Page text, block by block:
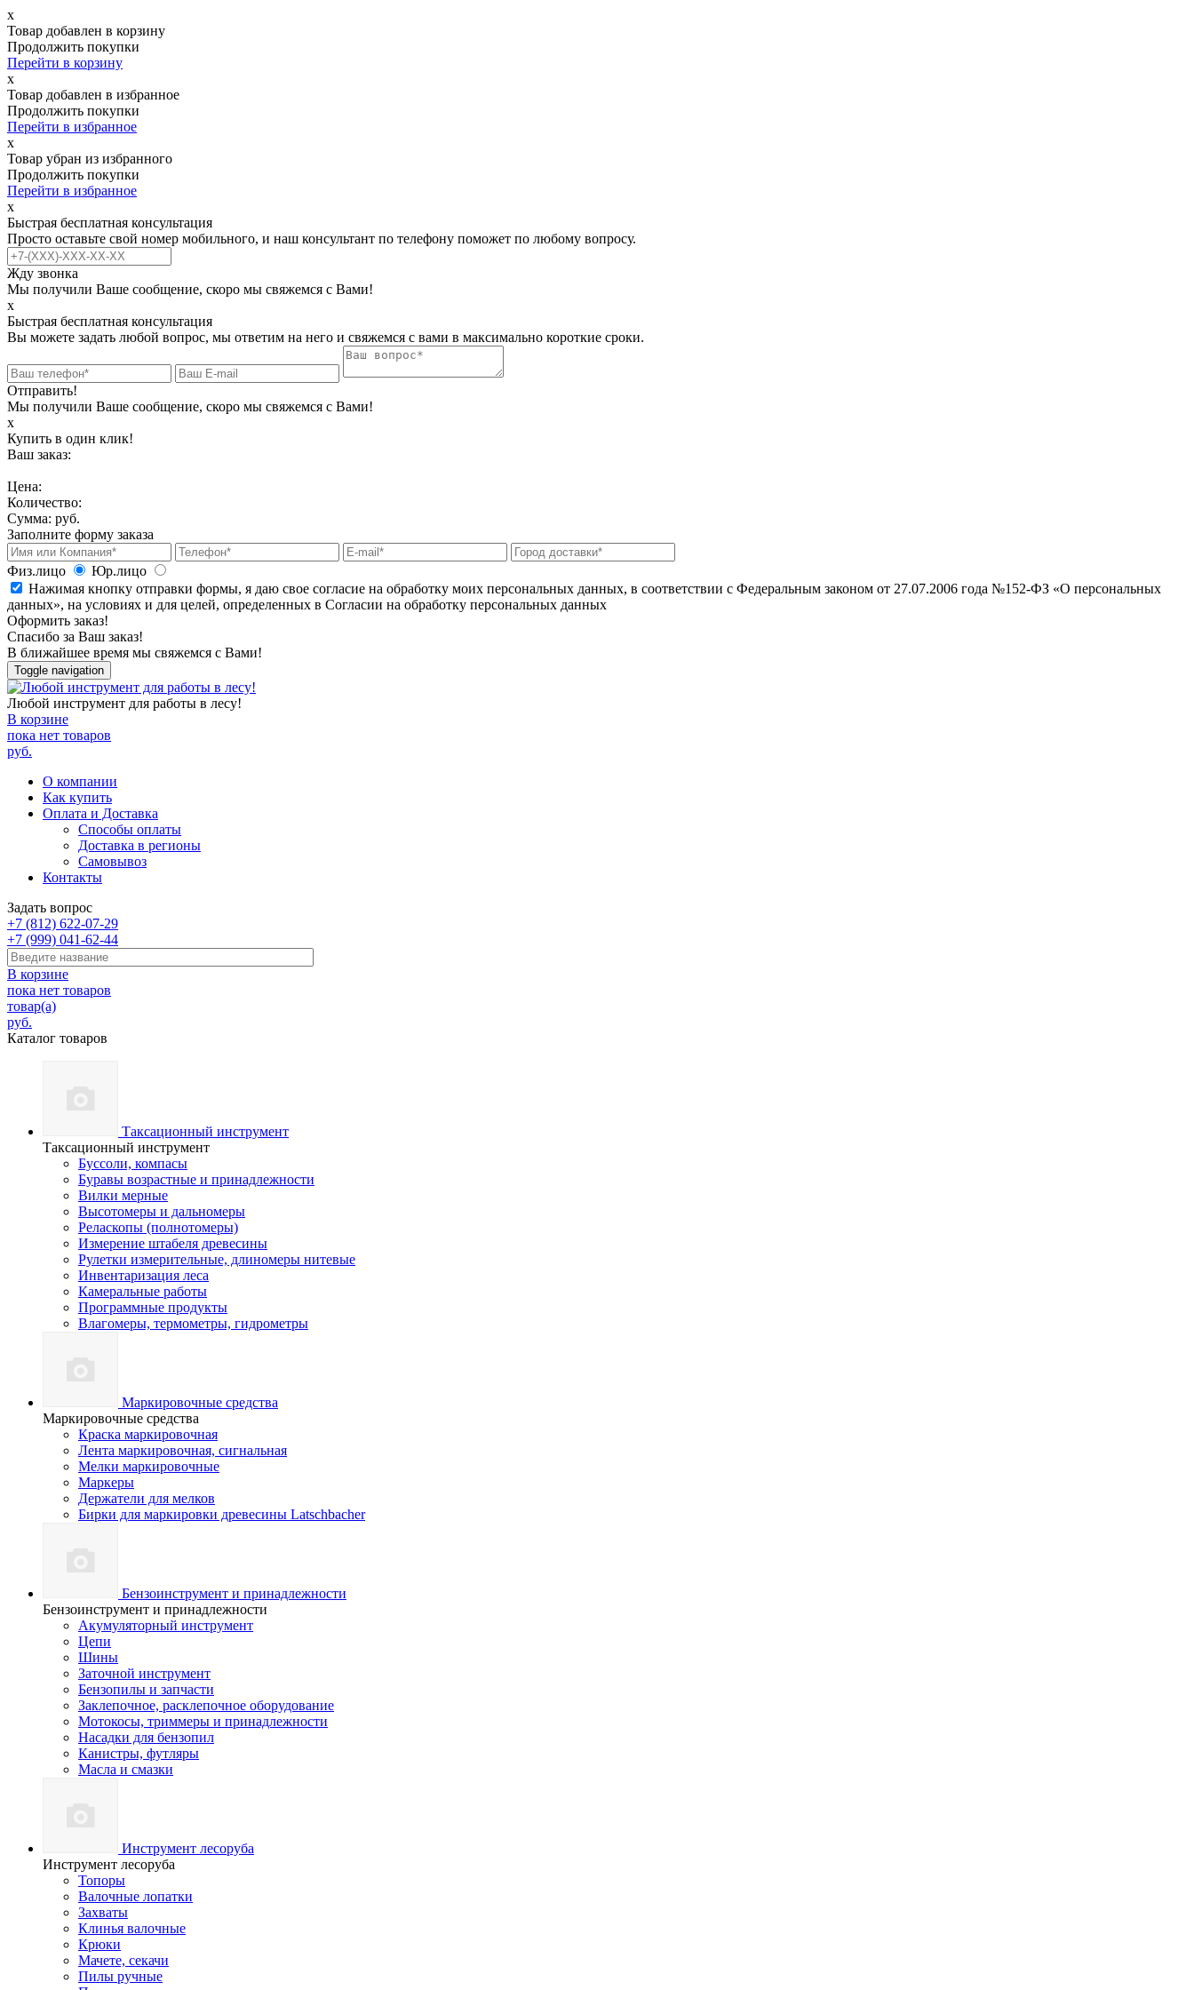
х
Товар добавлен в корзину
Продолжить покупки
Перейти в корзину
х
Товар добавлен в избранное
Продолжить покупки
Перейти в избранное
х
Товар убран из избранного
Продолжить покупки
Перейти в избранное
х
Быстрая бесплатная консультация
Просто оставьте свой номер мобильного, и наш консультант по телефону поможет по любому вопросу.
Жду звонка
Мы получили Ваше сообщение, скоро мы свяжемся с Вами!
х
Быстрая бесплатная консультация
Вы можете задать любой вопрос, мы ответим на него и свяжемся с вами в максимально короткие сроки.
Отправить!
Мы получили Ваше сообщение, скоро мы свяжемся с Вами!
х
Купить в один клик!
Ваш заказ:
Цена:
Количество:
Сумма: руб.
Заполните форму заказа
Физ.лицо
Юр.лицо
Нажимая кнопку отправки формы, я даю свое согласие на обработку моих персональных данных, в соответствии с Федеральным законом от 27.07.2006 года №152-ФЗ «О персональных
данных», на условиях и для целей, определенных в Согласии на обработку персональных данных
Оформить заказ!
Спасибо за Ваш заказ!
В ближайшее время мы свяжемся с Вами!
Toggle navigation
Любой инструмент для работы в лесу!
В корзине
пока нет товаров
руб.
О компании
Как купить
Оплата и Доставка
Способы оплаты
Доставка в регионы
Самовывоз
Контакты
Задать вопрос
+7 (812) 622-07-29
+7 (999) 041-62-44
В корзине
пока нет товаров
товар(а)
руб.
Каталог товаров
Таксационный инструмент
Таксационный инструмент
Буссоли, компасы
Буравы возрастные и принадлежности
Вилки мерные
Высотомеры и дальномеры
Реласкопы (полнотомеры)
Измерение штабеля древесины
Рулетки измерительные, длиномеры нитевые
Инвентаризация леса
Камеральные работы
Программные продукты
Влагомеры, термометры, гидрометры
Маркировочные средства
Маркировочные средства
Краска маркировочная
Лента маркировочная, сигнальная
Мелки маркировочные
Маркеры
Держатели для мелков
Бирки для маркировки древесины Latschbacher
Бензоинструмент и принадлежности
Бензоинструмент и принадлежности
Акумуляторный инструмент
Цепи
Шины
Заточной инструмент
Бензопилы и запчасти
Заклепочное, расклепочное оборудование
Мотокосы, триммеры и принадлежности
Насадки для бензопил
Канистры, футляры
Масла и смазки
Инструмент лесоруба
Инструмент лесоруба
Топоры
Валочные лопатки
Захваты
Клинья валочные
Крюки
Мачете, секачи
Пилы ручные